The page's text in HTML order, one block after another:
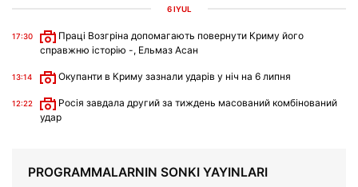
6 IYÜL
17:30
Праці Возгріна допомагають повернути Криму його
справжню історію -, Ельмаз Асан
13:14 Окупанти в Криму зазнали ударів у ніч на 6 липня
12:22
Росія завдала другий за тиждень масований комбінований
удар
PROGRAMMALARNIN SONKI YAYINLARI